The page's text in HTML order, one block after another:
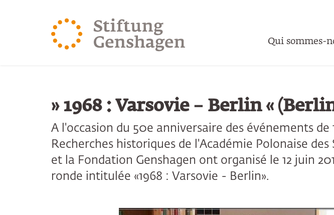
Qui sommes-
» 1968 : Varsovie – Berlin «
A l'occasion du 50e anniversaire des événements de
Recherches historiques de l'Académie Polonaise des
et la Fondation Genshagen ont organisé le 12 juin
ronde intitulée «1968 : Varsovie - Berlin».